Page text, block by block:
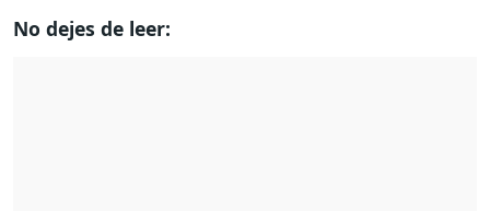
No dejes de leer: